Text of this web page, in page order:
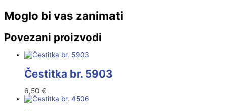
Moglo bi vas zanimati
Povezani proizvodi
Čestitka br. 5903
6,50 €